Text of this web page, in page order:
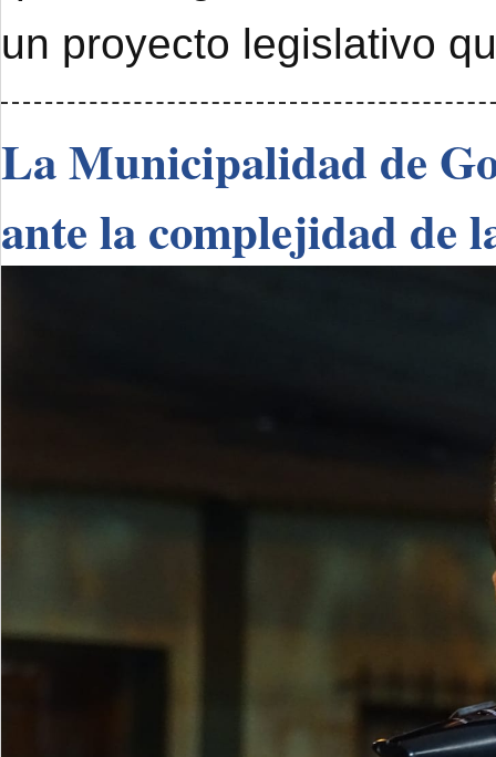
un proyecto legislativo
La Municipalidad de
ante la complejidad de